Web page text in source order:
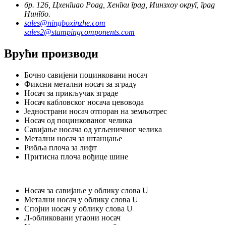
бр. 126, Цхенгиао Роад, Хенгки град, Иинзхоу округ, град
Нингбо.
sales@ningboxinzhe.com
sales2@stampingcomponents.com
Врући производи
Бочно савијени поцинковани носач
Фиксни метални носач за зграду
Носач за прикључак зграде
Носач кабловског носача цевовода
Једнострани носач отпоран на земљотрес
Носач од поцинкованог челика
Савијање носача од угљеничног челика
Метални носач за штанцање
Рибља плоча за лифт
Притисна плоча вођице шине
Носач за савијање у облику слова U
Метални носач у облику слова U
Спојни носач у облику слова U
Л-обликовани угаони носач